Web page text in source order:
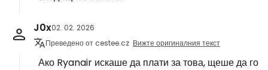
J0x02. 02. 2026
Преведено от cestee.cz Вижте оригиналния текст
Ако Ryanair искаше да плати за това, щеше да го